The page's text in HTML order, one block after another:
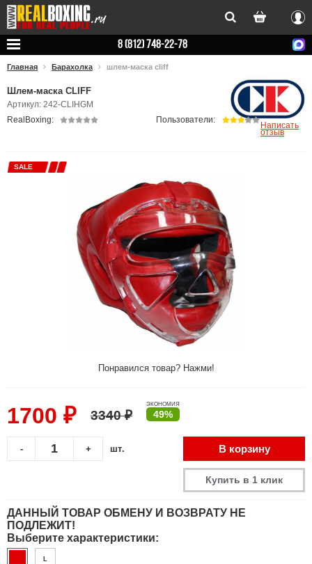
Вход
8 (812) 748-22-78
Главная Барахолка шлем-маска cliff
Шлем-маска CLIFF
Артикул: 242-CLIHGM
SALE
Понравился товар? Нажми!
RealBoxing: Пользователи:
Написать
отзыв
1700 ₽ 3340 ₽
ЭКОНОМИЯ
49%
+
- шт. В корзину
Купить в 1 клик
ДАННЫЙ ТОВАР ОБМЕНУ И ВОЗВРАТУ НЕ
ПОДЛЕЖИТ!
Выберите характеристики:
L